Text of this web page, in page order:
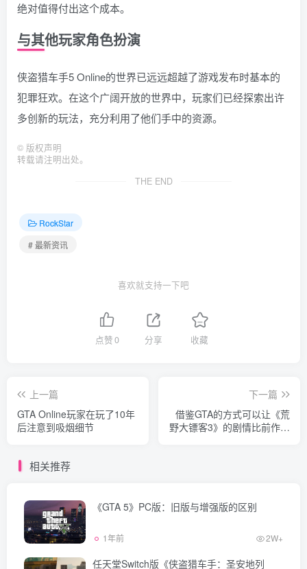
绝对值得付出这个成本。
与其他玩家角色扮演
侠盗猎车手5 Online的世界已远远超越了游戏发布时基本的
犯罪狂欢。在这个广阔开放的世界中，玩家们已经探索出许
多创新的玩法，充分利用了他们手中的资源。
© 版权声明
转载请注明出处。
THE END
RockStar
# 最新资讯
喜欢就支持一下吧
点赞0 分享 收藏
上一篇
GTA Online玩家在玩了10年
后注意到吸烟细节
下一篇
借鉴GTA的方式可以让《荒
野大镖客3》的剧情比前作更
相关推荐
《GTA 5》PC版：旧版与增强版的区别
1年前 2W+
任天堂Switch版《侠盗猎车手：圣安地列